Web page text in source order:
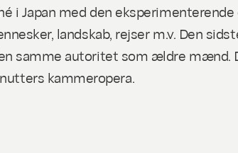
Japan med den
landskab, rejser m.v. Den
samme autoritet som ældre
kammeropera.